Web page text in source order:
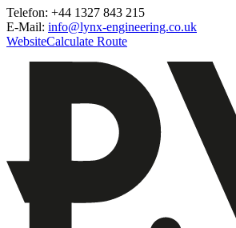
Telefon: +44 1327 843 215
E-Mail: info@lynx-engineering.co.uk
WebsiteCalculate Route